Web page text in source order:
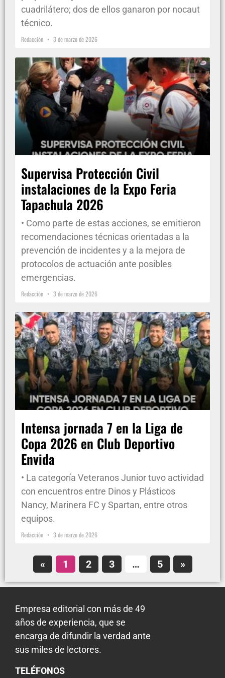
cuadrilátero; dos de ellos ganaron por nocaut
técnico.
Redacción 3 de marzo de 2026
Supervisa Protección Civil
instalaciones de la Expo Feria
Tapachula 2026
• Como parte de estas acciones, se emitieron
recomendaciones técnicas orientadas a la
prevención de incidentes y a la mejora de
protocolos de actuación ante posibles
emergencias.
Redacción 3 de marzo de 2026
Intensa jornada 7 en la Liga de
Copa 2026 en Club Deportivo
Envida
• La categoría Veteranos Junior tuvo actividad
con encuentros entre Dinos y Plásticos
Nancy, Marinera FC y Spartan, entre otros
equipos.
Redacción 3 de marzo de 2026
« 1 2 3 … 5 »
Empresa editorial con más de 49
años de experiencia, que se
encarga de difundir la verdad ante
sus miles de lectores.
TELÉFONOS